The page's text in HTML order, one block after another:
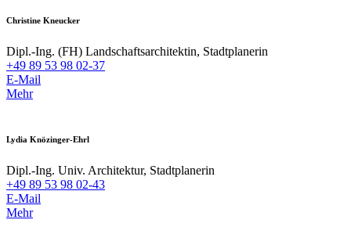
Christine Kneucker
Dipl.-Ing. (FH) Landschaftsarchitektin, Stadtplanerin
+49 89 53 98 02-37
E-Mail
Mehr
Lydia Knözinger-Ehrl
Dipl.-Ing. Univ. Architektur, Stadtplanerin
+49 89 53 98 02-43
E-Mail
Mehr